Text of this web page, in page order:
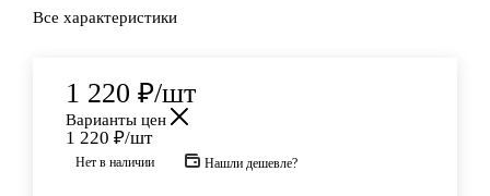
Все характеристики
1 220 ₽/шт
Варианты цен
1 220 ₽/шт
Нет в наличии Нашли дешевле?